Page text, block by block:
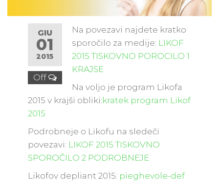
GIU
01
2015
Off
Na povezavi najdete kratko
sporočilo za medije: LIKOF
2015 TISKOVNO POROCILO 1
KRAJSE
Na voljo je program Likofa
2015 v krajši obliki: kratek program Likof
2015
Podrobneje o Likofu na sledeči
povezavi: LIKOF 2015 TISKOVNO
SPOROČILO 2 PODROBNEJE
Likofov depliant 2015: pieghevole-def